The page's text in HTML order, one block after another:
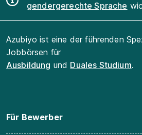
gendergerechte Sprache
Azubiyo ist eine der führenden
Jobbörsen für
Ausbildung und Duales Studium.
Für Bewerber